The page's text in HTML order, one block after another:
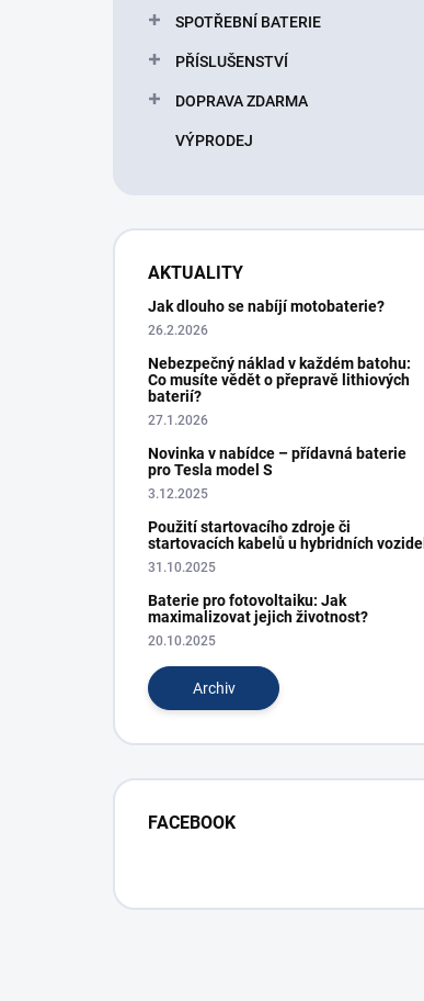
SPOTŘEBNÍ BATERIE
PŘÍSLUŠENSTVÍ
DOPRAVA ZDARMA
VÝPRODEJ
AKTUALITY
Jak dlouho se nabíjí motobaterie?
26.2.2026
Nebezpečný náklad v každém batohu:
Co musíte vědět o přepravě lithiových
baterií?
27.1.2026
Novinka v nabídce – přídavná baterie
pro Tesla model S
3.12.2025
Použití startovacího zdroje či
startovacích kabelů u hybridních vozidel
31.10.2025
Baterie pro fotovoltaiku: Jak
maximalizovat jejich životnost?
20.10.2025
Archiv
FACEBOOK